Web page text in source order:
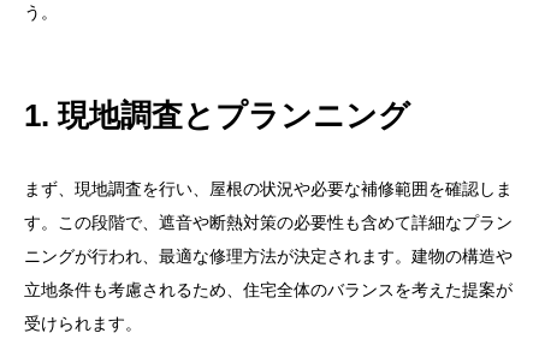
う。
1. 現地調査とプランニング
まず、現地調査を行い、屋根の状況や必要な補修範囲を確認しま
す。この段階で、遮音や断熱対策の必要性も含めて詳細なプラン
ニングが行われ、最適な修理方法が決定されます。建物の構造や
立地条件も考慮されるため、住宅全体のバランスを考えた提案が
受けられます。